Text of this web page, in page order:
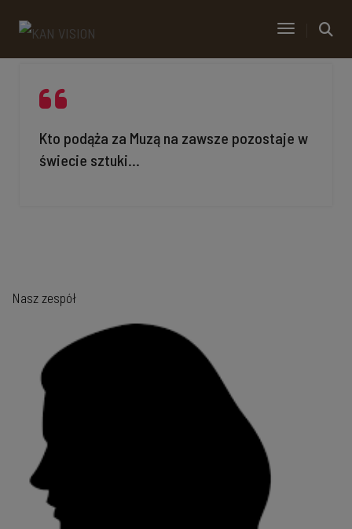
Toggle
Kto podąża za Muzą na zawsze pozostaje w
świecie sztuki...
Nasz zespół